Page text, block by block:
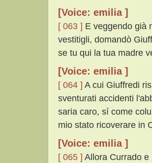
[Voice: emilia ]
[ 063 ] E veggendo già
vestitigli, domandò
se tu qui la tua madre
[Voice: emilia ]
[ 064 ] A cui Giuffredi
sventurati accidenti
saria caro, sí come
mio stato ricoverare in
[Voice: emilia ]
[ 065 ] Allora Currado